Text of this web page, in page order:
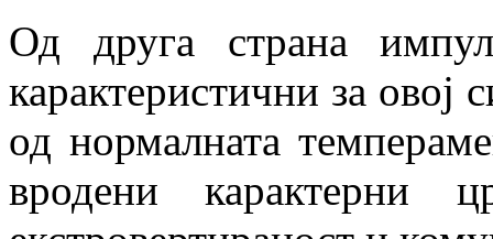
Од друга страна
карактеристични за овој
од нормалната
вродени карактерни